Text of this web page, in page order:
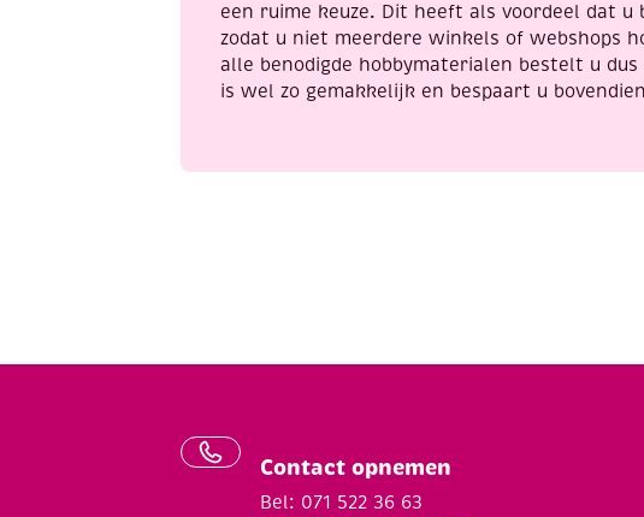
een ruime keuze. Dit heeft als voordeel dat u
zodat u niet meerdere winkels of webshops
alle benodigde hobbymaterialen bestelt u
is wel zo gemakkelijk en bespaart u
Contact opnemen
Bel: 071 522 36 63